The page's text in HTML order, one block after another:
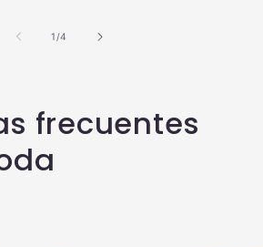
1/de
4
frecuentes